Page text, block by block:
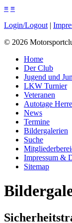
≡ ≡
Login/Logout |
© 2026
Home
Der Club
Jugend und
LKW Turnier
Veteranen
Autotage
News
Termine
Bildergalerien
Suche
Impressum &
Sitemap